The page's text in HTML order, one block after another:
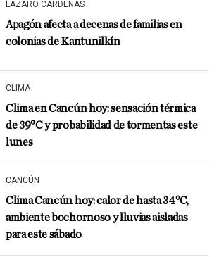
LÁZARO CÁRDENAS
Apagón afecta a decenas de familias en
colonias de Kantunilkín
CLIMA
Clima en Cancún hoy: sensación térmica
de 39°C y probabilidad de tormentas este
lunes
CANCÚN
Clima Cancún hoy: calor de hasta 34°C,
ambiente bochornoso y lluvias aisladas
para este sábado